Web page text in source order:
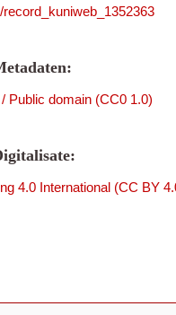
Public domain (CC0 1.0)
4.0 International (CC BY